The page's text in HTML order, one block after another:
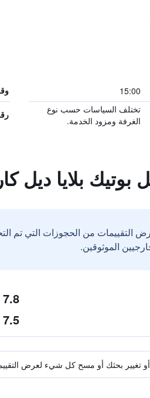
15:00
تختلف السياسات حسب نوع
الغرفة ومزود الخدمة.
بلايا ديل
التقييمات من الحجوزات التي تم
7.8
7.5
تغيير بحثك أو مسح كل شيء لعرض